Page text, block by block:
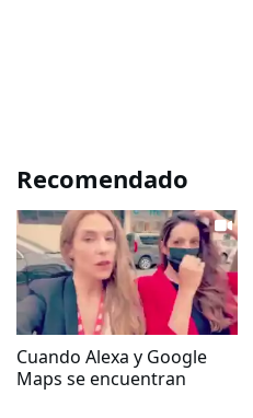
Recomendado
Cuando Alexa y Google
Maps se encuentran